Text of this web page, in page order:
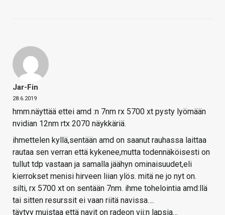
Jar-Fin
28.6.2019
hmm.näyttää ettei amd :n 7nm rx 5700 xt pysty lyömään
nvidian 12nm rtx 2070 näykkäriä.
ihmettelen kyllä,sentään amd on saanut rauhassa laittaa
rautaa sen verran että kykenee,mutta todennäköisesti on
tullut tdp vastaan ja samalla jäähyn ominaisuudet,eli
kierrokset menisi hirveen liian ylös. mitä ne jo nyt on.
silti, rx 5700 xt on sentään 7nm. ihme tohelointia amd:llä
tai sitten resurssit ei vaan riitä navissa….
täytyy muistaa että navit on radeon vii:n lapsia…